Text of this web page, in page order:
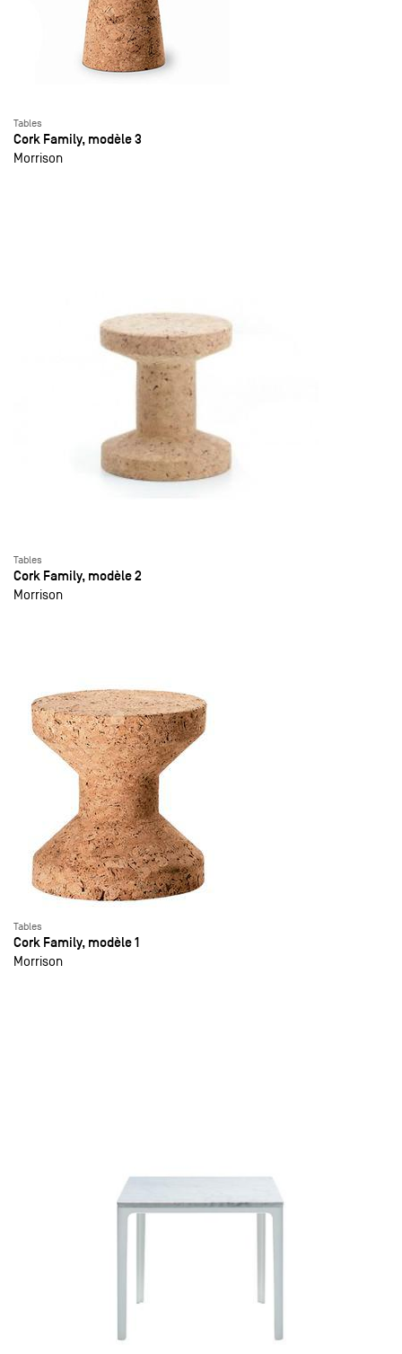
Tables
Cork Family, modèle 3
Morrison
Tables
Cork Family, modèle 2
Morrison
Tables
Cork Family, modèle 1
Morrison